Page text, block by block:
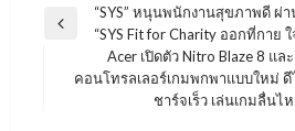
แนะแนว
Previous
“SYS” หนุนพนักงานสุขภาพดี ผ่
“SYS Fit for Charity ออกที่กาย
Next
Acer เปิดตัว Nitro Blaze 8 แล
คอนโทรลเลอร์เกมพกพาแบบใหม่
ชาร์จเร็ว เล่นเกมลื่นไ